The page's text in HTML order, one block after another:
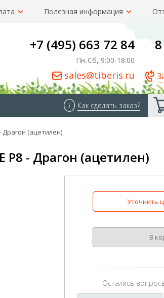
Полезная информация
+7 (495) 663 72 84
Пн-Сб, 9:00-18:00
sales@tiberis.ru
i Как сделать заказ?
Драгон (ацетилен)
P8 - Драгон (ацетилен)
Уточнить
В
Остались